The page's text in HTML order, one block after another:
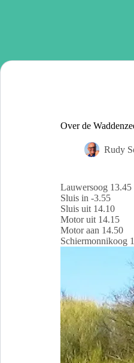
Over de
Rudy
Lauwersoog 13.45
Sluis in -3.55
Sluis uit 14.10
Motor uit 14.15
Motor aan 14.50
Schiermonnikoog